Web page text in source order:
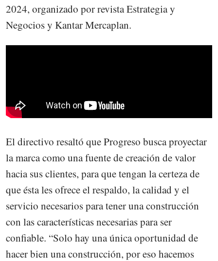
2024, organizado por revista Estrategia y
Negocios y Kantar Mercaplan.
El directivo resaltó que Progreso busca proyectar
la marca como una fuente de creación de valor
hacia sus clientes, para que tengan la certeza de
que ésta les ofrece el respaldo, la calidad y el
servicio necesarios para tener una construcción
con las características necesarias para ser
confiable. “Solo hay una única oportunidad de
hacer bien una construcción, por eso hacemos